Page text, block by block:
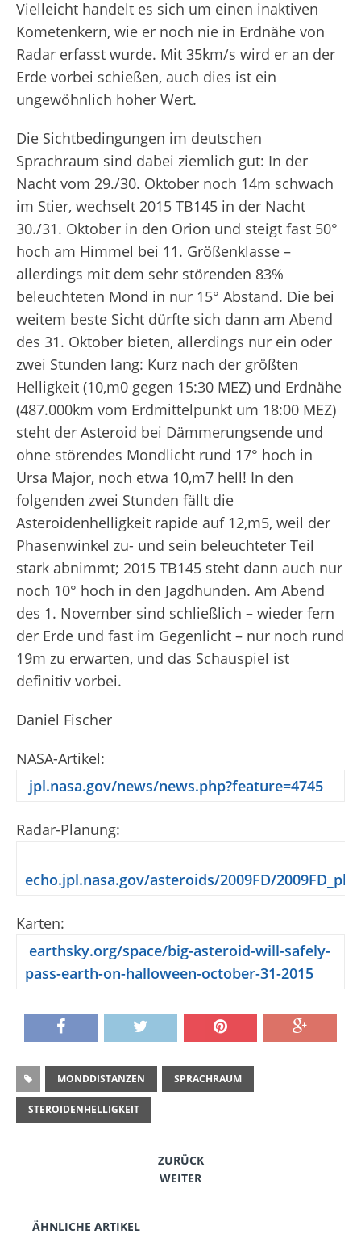
Vielleicht handelt es sich um einen inaktiven
Kometenkern, wie er noch nie in Erdnähe von
Radar erfasst wurde. Mit 35km/s wird er an der
Erde vorbei schießen, auch dies ist ein
ungewöhnlich hoher Wert.
Die Sichtbedingungen im deutschen
Sprachraum sind dabei ziemlich gut: In der
Nacht vom 29./30. Oktober noch 14m schwach
im Stier, wechselt 2015 TB145 in der Nacht
30./31. Oktober in den Orion und steigt fast 50°
hoch am Himmel bei 11. Größenklasse –
allerdings mit dem sehr störenden 83%
beleuchteten Mond in nur 15° Abstand. Die bei
weitem beste Sicht dürfte sich dann am Abend
des 31. Oktober bieten, allerdings nur ein oder
zwei Stunden lang: Kurz nach der größten
Helligkeit (10,m0 gegen 15:30 MEZ) und Erdnähe
(487.000km vom Erdmittelpunkt um 18:00 MEZ)
steht der Asteroid bei Dämmerungsende und
ohne störendes Mondlicht rund 17° hoch in
Ursa Major, noch etwa 10,m7 hell! In den
folgenden zwei Stunden fällt die
Asteroidenhelligkeit rapide auf 12,m5, weil der
Phasenwinkel zu- und sein beleuchteter Teil
stark abnimmt; 2015 TB145 steht dann auch nur
noch 10° hoch in den Jagdhunden. Am Abend
des 1. November sind schließlich – wieder fern
der Erde und fast im Gegenlicht – nur noch rund
19m zu erwarten, und das Schauspiel ist
definitiv vorbei.
Daniel Fischer
NASA-Artikel:
jpl.nasa.gov/news/news.php?feature=4745
Radar-Planung:
echo.jpl.nasa.gov/asteroids/2009FD/
Karten:
earthsky.org/space/big-asteroid-will-safely-
pass-earth-on-halloween-october-31-2015
MONDDISTANZEN SPRACHRAUM
STEROIDENHELLIGKEIT
ZURÜCK
WEITER
ÄHNLICHE ARTIKEL